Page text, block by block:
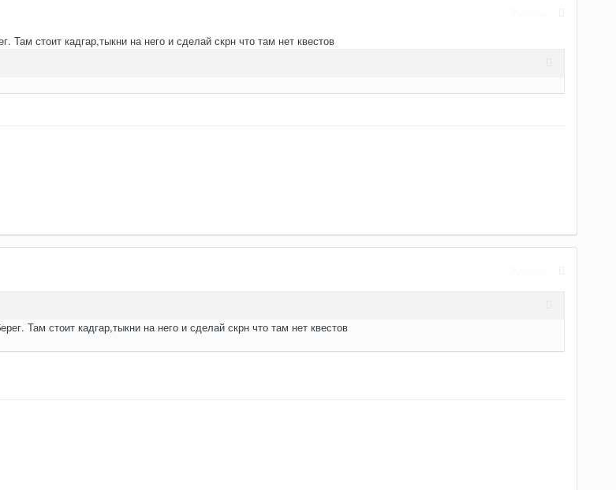
Там стоит кадгар,тыкни на него и сделай скрн что там нет квестов
Там стоит кадгар,тыкни на него и сделай скрн что там нет квестов